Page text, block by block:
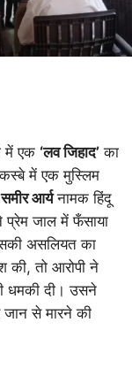
में एक ‘लव जिहाद’ का
में एक मुस्लिम
समीर आर्यनामक हिंदू
प्रेम जाल में फँसाया
असलियत का
की, तो आरोपी ने
धमकी दी। उसने
जान से मारने की